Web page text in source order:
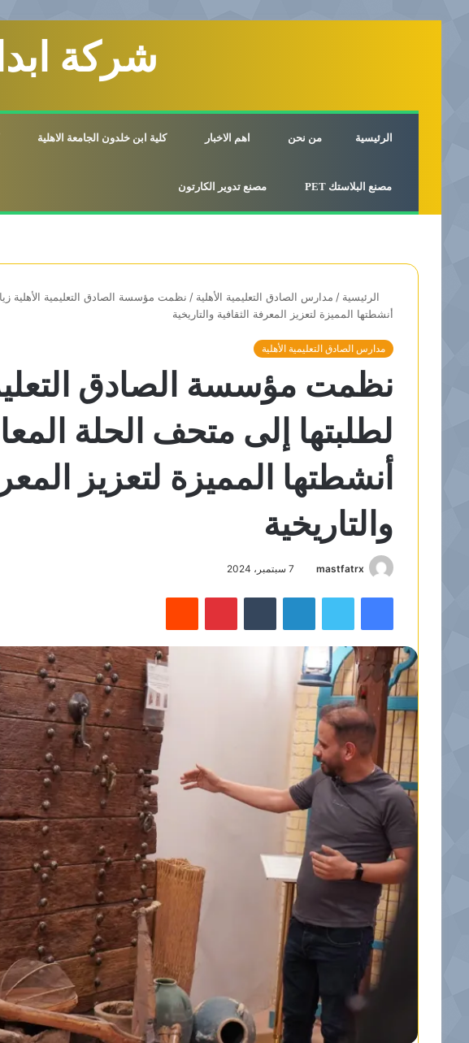
شركة
الرئيسية من نحن اهم الاخبار كلية ابن خلدون الجامعة الاهلية
مصنع البلاستك PET مصنع تدوير الكارتون
الرئيسية / مدارس الصادق التعليمية الأهلية / نظمت مؤسسة الصادق التعليمية الأهلية
أنشطتها المميزة لتعزيز المعرفة الثقافية والتاريخية
مدارس الصادق التعليمية الأهلية
نظمت مؤسسة الصادق
لطلبتها إلى متحف الحلة
أنشطتها المميزة لتعزيز
والتاريخية
mastfatrx 7 سبتمبر، 2024
فيسبوك تويتر لينكدإن ‏Tumblr بينتيريست ‏Reddit